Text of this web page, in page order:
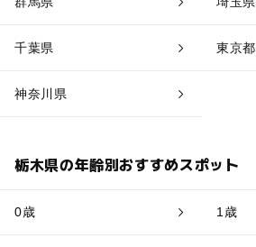
千葉県 東京都
神奈川県
栃木県の年齢別おすすめスポット
0歳 1歳